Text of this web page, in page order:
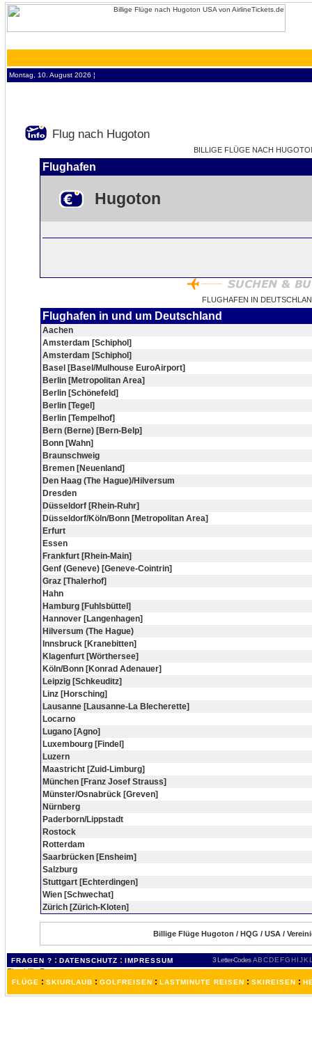
Montag, 10. August 2026 ¦
Flug nach Hugoton
BILLIGE FLÜGE NACH
Flughafen
Hugoton
FLUGHAFEN IN
Flughafen in und um Deutschland
Aachen
Amsterdam [Schiphol]
Amsterdam [Schiphol]
Basel [Basel/Mulhouse EuroAirport]
Berlin [Metropolitan Area]
Berlin [Schönefeld]
Berlin [Tegel]
Berlin [Tempelhof]
Bern (Berne) [Bern-Belp]
Bonn [Wahn]
Braunschweig
Bremen [Neuenland]
Den Haag (The Hague)/Hilversum
Dresden
Düsseldorf [Rhein-Ruhr]
Düsseldorf/Köln/Bonn [Metropolitan Area]
Erfurt
Essen
Frankfurt [Rhein-Main]
Genf (Geneve) [Geneve-Cointrin]
Graz [Thalerhof]
Hahn
Hamburg [Fuhlsbüttel]
Hannover [Langenhagen]
Hilversum (The Hague)
Innsbruck [Kranebitten]
Klagenfurt [Wörthersee]
Köln/Bonn [Konrad Adenauer]
Leipzig [Schkeuditz]
Linz [Horsching]
Lausanne [Lausanne-La Blecherette]
Locarno
Lugano [Agno]
Luxembourg [Findel]
Luzern
Maastricht [Zuid-Limburg]
München [Franz Josef Strauss]
Münster/Osnabrück [Greven]
Nürnberg
Paderborn/Lippstadt
Rostock
Rotterdam
Saarbrücken [Ensheim]
Salzburg
Stuttgart [Echterdingen]
Wien [Schwechat]
Zürich [Zürich-Kloten]
Billige Flüge Hugoton / HQG / USA /
FRAGEN ? : DATENSCHUTZ : IMPRESSUM 3 Letter-Codes ABCDEFGH IJKL
FLÜGE : SKIURLAUB : GOLFREISEN : LASTMINUTE REISEN : SKIREISEN :